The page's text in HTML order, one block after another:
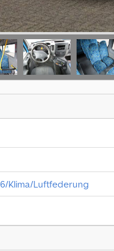
Klima/Luftfederung